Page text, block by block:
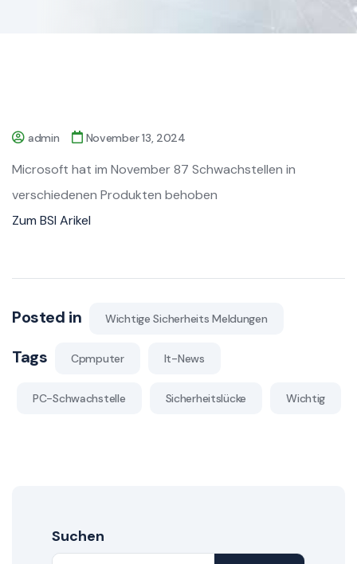
admin November 13, 2024
Microsoft hat im November 87 Schwachstellen in
verschiedenen Produkten behoben
Zum BSI Arikel
Posted in Wichtige Sicherheits Meldungen
Tags Cpmputer It-News
PC-Schwachstelle Sicherheitslücke Wichtig
Suchen